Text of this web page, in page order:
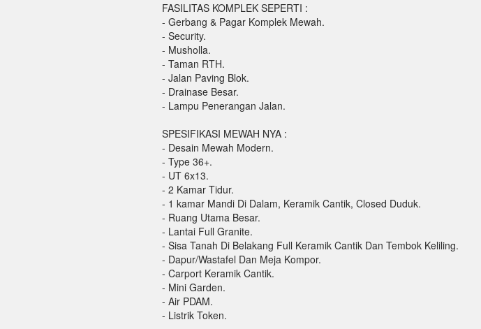
FASILITAS KOMPLEK SEPERTI :
- Gerbang & Pagar Komplek Mewah.
- Security.
- Musholla.
- Taman RTH.
- Jalan Paving Blok.
- Drainase Besar.
- Lampu Penerangan Jalan.
SPESIFIKASI MEWAH NYA :
- Desain Mewah Modern.
- Type 36+.
- UT 6x13.
- 2 Kamar Tidur.
- 1 kamar Mandi Di Dalam, Keramik Cantik, Closed Duduk.
- Ruang Utama Besar.
- Lantai Full Granite.
- Sisa Tanah Di Belakang Full Keramik Cantik Dan Tembok Keliling.
- Dapur/Wastafel Dan Meja Kompor.
- Carport Keramik Cantik.
- Mini Garden.
- Air PDAM.
- Listrik Token.